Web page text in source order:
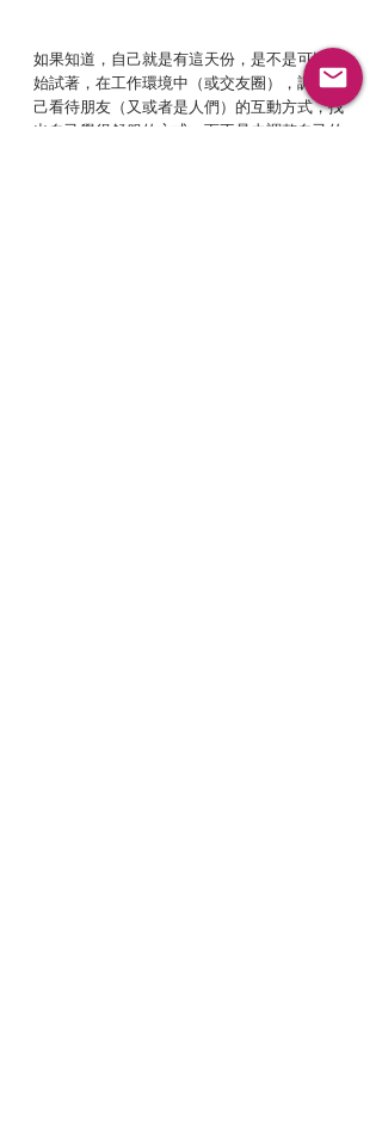
如果知道，自己就是有這天份，是不是可以開
始試著，在工作環境中（或交友圈），調適自
己看待朋友（又或者是人們）的互動方式，找
出自己覺得舒服的方式，而不是去調整自己的